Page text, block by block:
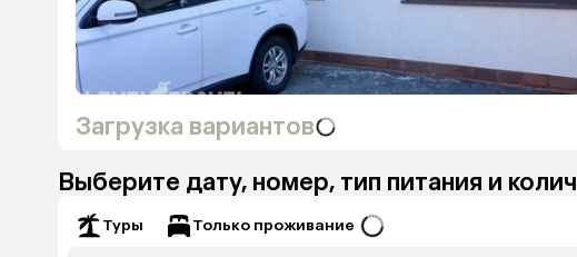
Загрузка вариантов
Выберите дату, номер, тип питания и
Туры Только проживание